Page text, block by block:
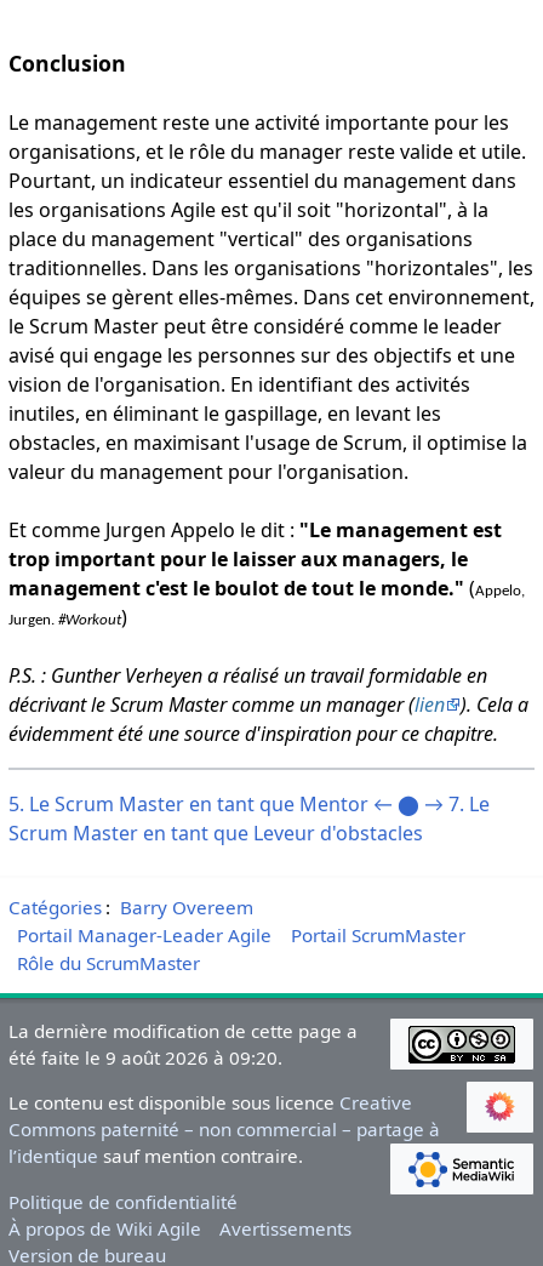
Conclusion
Le management reste une activité importante pour les
organisations, et le rôle du manager reste valide et utile.
Pourtant, un indicateur essentiel du management dans
les organisations Agile est qu'il soit "horizontal", à la
place du management "vertical" des organisations
traditionnelles. Dans les organisations "horizontales", les
équipes se gèrent elles-mêmes. Dans cet environnement,
le Scrum Master peut être considéré comme le leader
avisé qui engage les personnes sur des objectifs et une
vision de l'organisation. En identifiant des activités
inutiles, en éliminant le gaspillage, en levant les
obstacles, en maximisant l'usage de Scrum, il optimise la
valeur du management pour l'organisation.
Et comme Jurgen Appelo le dit : "Le management est
trop important pour le laisser aux managers, le
management c'est le boulot de tout le monde." (Appelo,
Jurgen. #Workout)
P.S. : Gunther Verheyen a réalisé un travail formidable en
décrivant le Scrum Master comme un manager (lien ). Cela a
évidemment été une source d'inspiration pour ce chapitre.
5. Le Scrum Master en tant que Mentor ← ⬤ → 7. Le
Scrum Master en tant que Leveur d'obstacles
Catégories: Barry Overeem
Portail Manager-Leader Agile
Portail ScrumMaster
Rôle du ScrumMaster
La dernière modification de cette page a
été faite le 9 août 2026 à 09:20.
Le contenu est disponible sous licence Creative
Commons paternité – non commercial – partage à
l’identique sauf mention contraire.
Politique de confidentialité
À propos de Wiki Agile
Avertissements
Version de bureau